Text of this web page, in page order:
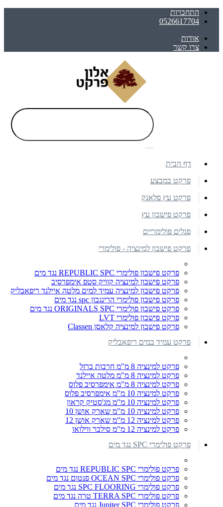
התחברות
0526617704
אודות
צרו קשר
דף הבית
פרקט במבצע
פרקט עץ פלאנק
פרקט פישבון עץ
פנלים פולימריים
פרקט פישבון למינציה - פולימרי
פרקט פישבון פולימרי REPUBLIC SPC נגד מים
פרקט פישבון למינציה קוויק סטפ אימפרסיב
פרקט פישבון למינציה עמיד למים מלטה איילנד ריפאבליק
פרקט פישבון פולימרי הרינגבון spc נגד מים
פרקט פישבון פולימרי ORIGINALS SPC נגד מים
פרקט פישבון פולימרי LVT
פרקט פישבון למינציה קלאסן Classen
פרקט עמיד במים ריפאבליק
פרקט למינציה 8 מ"מ חרבות ברזל
פרקט למינציה 8 מ"מ מלטה איילנד
פרקט למינציה 8 מ"מ אימפרסיב פלוס
פרקט למינציה 10 מ"מ אימפרסיב פלוס
פרקט למינציה 10 מ"מ מג'סטיק קראון
פרקט למינציה 10 מ"מ שארק אושן 10
פרקט למינציה 12 מ"מ שארק אושן 12
פרקט למינציה 12 מ"מ סילבר ווילואו
פרקט פולימרי SPC נגד מים
פרקט פולימרי REPUBLIC SPC נגד מים
פרקט פולימרי OCEAN SPC פנטום נגד מים
פרקט פולימרי SPC FLOORING נגד מים
פרקט פולימרי TERRA SPC טרה נגד מים
פרקט פולימרי Jupiter SPC נגד מים